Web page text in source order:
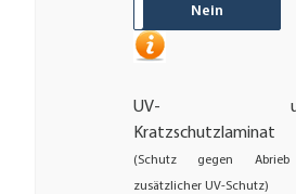
Nein
UV-
Kratzschutzlaminat
(Schutz gegen
zusätzlicher UV-Schutz)